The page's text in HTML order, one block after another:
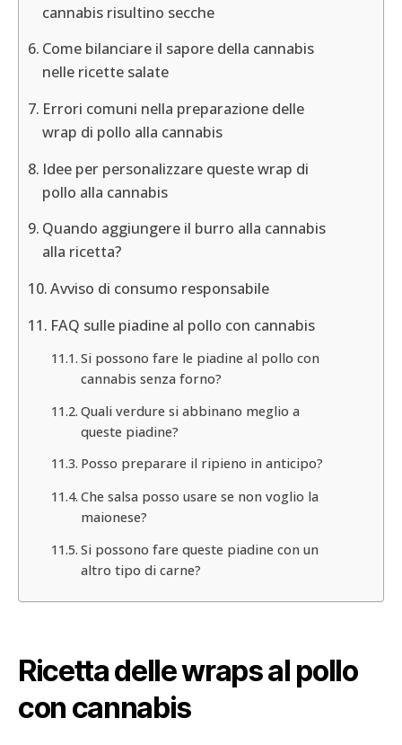
cannabis risultino secche
Come bilanciare il sapore della cannabis
nelle ricette salate
Errori comuni nella preparazione delle
wrap di pollo alla cannabis
Idee per personalizzare queste wrap di
pollo alla cannabis
Quando aggiungere il burro alla cannabis
alla ricetta?
Avviso di consumo responsabile
FAQ sulle piadine al pollo con cannabis
Si possono fare le piadine al pollo con
cannabis senza forno?
Quali verdure si abbinano meglio a
queste piadine?
Posso preparare il ripieno in anticipo?
Che salsa posso usare se non voglio la
maionese?
Si possono fare queste piadine con un
altro tipo di carne?
Ricetta delle wraps al pollo
con cannabis